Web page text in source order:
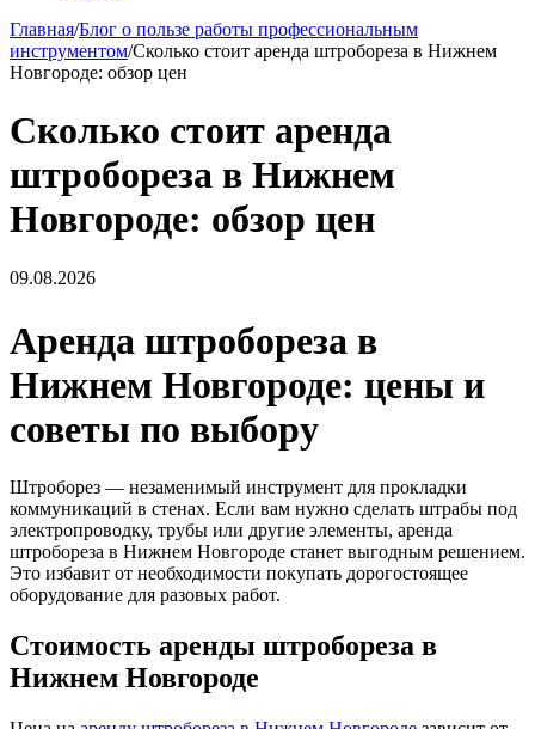
Главная/Блог о пользе работы профессиональным
инструментом/Сколько стоит аренда штробореза в Нижнем
Новгороде: обзор цен
Сколько стоит аренда
штробореза в Нижнем
Новгороде: обзор цен
09.08.2026
Аренда штробореза в
Нижнем Новгороде: цены и
советы по выбору
Штроборез — незаменимый инструмент для прокладки
коммуникаций в стенах. Если вам нужно сделать штрабы под
электропроводку, трубы или другие элементы, аренда
штробореза в Нижнем Новгороде станет выгодным решением.
Это избавит от необходимости покупать дорогостоящее
оборудование для разовых работ.
Стоимость аренды штробореза в
Нижнем Новгороде